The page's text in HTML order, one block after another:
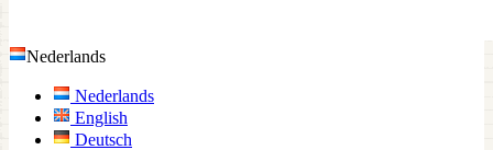
Nederlands
Nederlands
English
Deutsch